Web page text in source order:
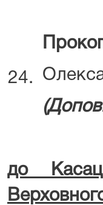
24.
(Д
до